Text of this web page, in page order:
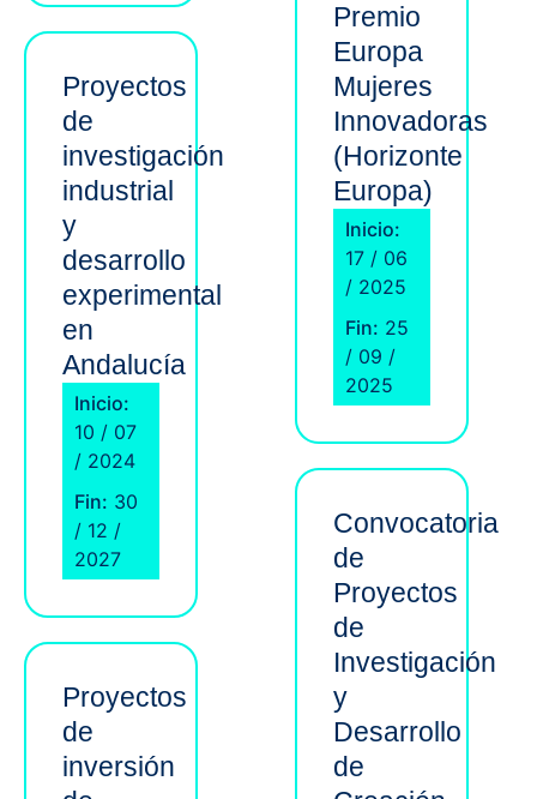
Proyectos
de
investigación
industrial
y
desarrollo
experimental
en
Andalucía
Inicio:
10 / 07
/ 2024
Fin: 30
/ 12 /
2027
Proyectos
de
inversión
Premio
Europa
Mujeres
Innovadoras
(Horizonte
Europa)
Inicio:
17 / 06
/ 2025
Fin: 25
/ 09 /
2025
Convocatoria
de
Proyectos
de
Investigación
y
Desarrollo
de